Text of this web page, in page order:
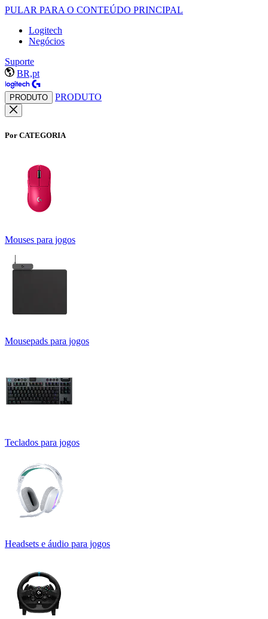
PULAR PARA O CONTEÚDO PRINCIPAL
Logitech
Negócios
Suporte
BR,pt
PRODUTO PRODUTO
Por CATEGORIA
Mouses para jogos
Mousepads para jogos
Teclados para jogos
Headsets e áudio para jogos